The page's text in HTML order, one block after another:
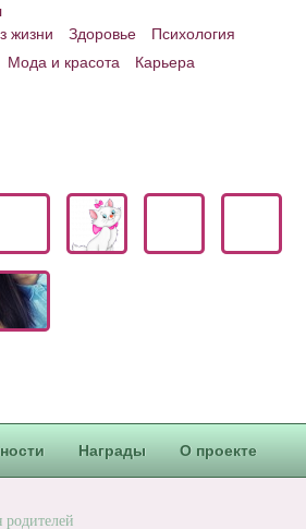
жизни Здоровье
Психология
Мода и красота
Карьера
Награды О проекте
родителей